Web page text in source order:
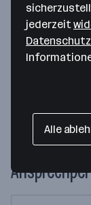
Pezzlgasse 18-
1170 Wien—
T +43 2235 87
Weitere
jederzeit
Alle